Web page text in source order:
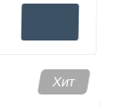
Хит